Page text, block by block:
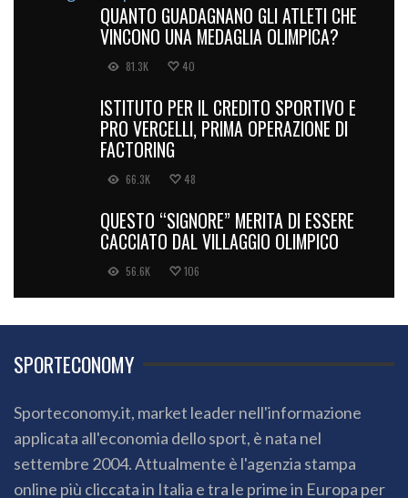
QUANTO GUADAGNANO GLI ATLETI CHE
VINCONO UNA MEDAGLIA OLIMPICA?
81.3K 40
ISTITUTO PER IL CREDITO SPORTIVO E
PRO VERCELLI, PRIMA OPERAZIONE DI
FACTORING
66.3K 48
QUESTO “SIGNORE” MERITA DI ESSERE
CACCIATO DAL VILLAGGIO OLIMPICO
56.6K 106
SPORTECONOMY
Sporteconomy.it, market leader nell'informazione
applicata all'economia dello sport, è nata nel
settembre 2004. Attualmente è l'agenzia stampa
online più cliccata in Italia e tra le prime in Europa per